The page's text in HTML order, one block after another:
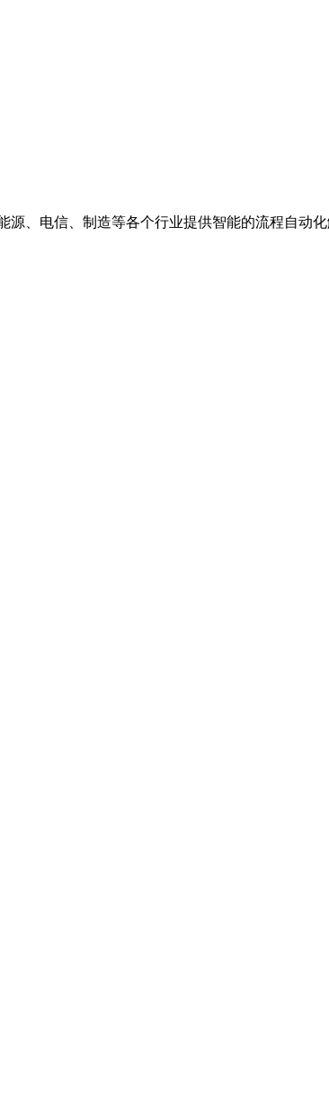
、电信、制造等各个行业提供智能的流程自动